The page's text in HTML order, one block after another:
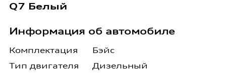
Q7 Белый
Информация об автомобиле
Комплектация
Бэйс
Тип двигателя
Дизельный